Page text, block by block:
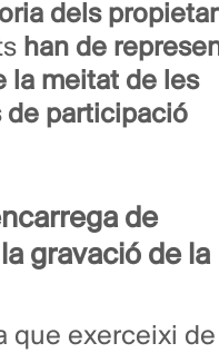
dels
han de
la meitat de les
de participació
de
gravació de la
que exerceixi de